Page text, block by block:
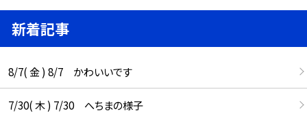
新着記事
8/7( 金 ) 8/7 かわいいです
7/30( 木 ) 7/30 へちまの様子